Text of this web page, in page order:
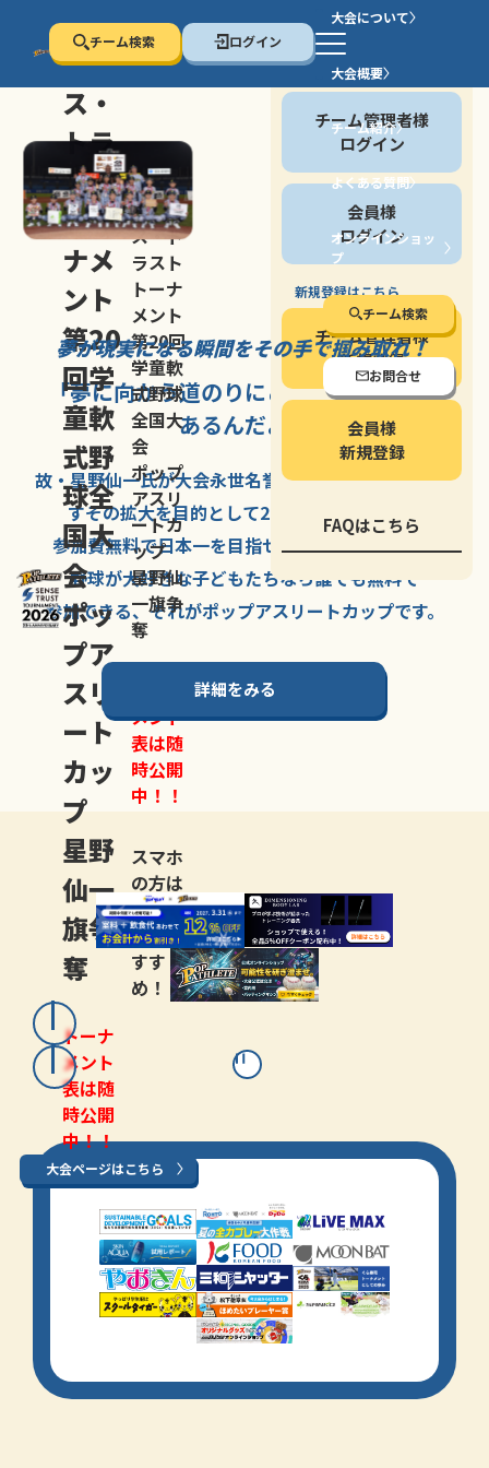
チーム検索 ログイン
大会について
大会概要
チーム紹介
よくある質問
オンラインショッ
プ
チーム検索
お問合せ
停止する
セン
ス・
トラ
スト
トー
ナメ
ント
第20
回学
童軟
式野
球全
国大
会
ポッ
プア
スリ
ート
カッ
プ
星野
仙一
旗争
奪
トーナ
メント
表は随
時公開
中！！
セン
ス・ト
ラスト
トーナ
メント
第20回
学童軟
式野球
全国大
会
ポップ
アスリ
ートカ
ップ
星野仙
一旗争
奪
メント
表は随
時公開
中！！
スマホ
の方は
LINE登
録がお
すす
め！
大会ページはこちら
会員の方
チーム管理者様
ログイン
会員様
ログイン
新規登録はこちら
チーム管理者様
新規登録
会員様
新規登録
FAQはこちら
夢が現実になる瞬間をその手で掴み取れ！
「夢に向かう道のりにこそ大きな意味が
あるんだよ」
故・星野仙一氏が大会永世名誉会長を務める、野球の
すその拡大を目的として2007年に
参加費無料で日本一を目指せる唯一の野球大会。
野球が大好きな子どもたちなら誰でも無料で
参加できる、それがポップアスリートカップです。
詳細をみる